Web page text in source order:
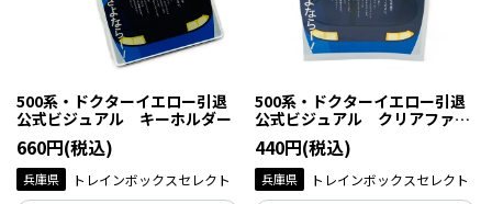
500系・ドクターイエロー引退
公式ビジュアル キーホルダー
660円(税込)
兵庫県 トレインボックスセレクト
500系・ドクターイエロー引退
公式ビジュアル クリアファイ
ル
440円(税込)
兵庫県 トレインボックスセレクト